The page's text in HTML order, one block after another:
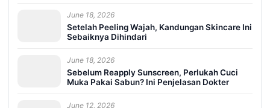
June 18, 2026
Setelah Peeling Wajah, Kandungan Skincare Ini
Sebaiknya Dihindari
June 18, 2026
Sebelum Reapply Sunscreen, Perlukah Cuci
Muka Pakai Sabun? Ini Penjelasan Dokter
June 12, 2026